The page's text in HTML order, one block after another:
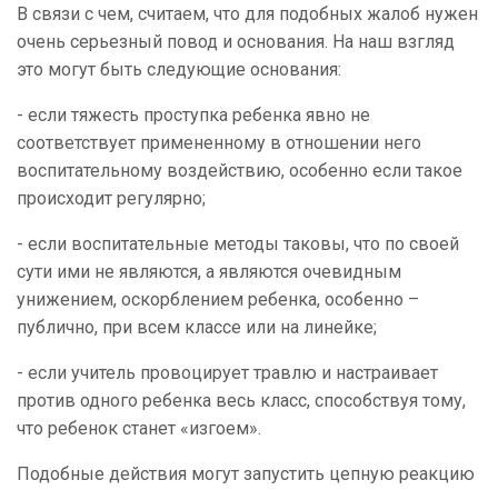
В связи с чем, считаем, что для подобных жалоб нужен
очень серьезный повод и основания. На наш взгляд
это могут быть следующие основания:
- если тяжесть проступка ребенка явно не
соответствует примененному в отношении него
воспитательному воздействию, особенно если такое
происходит регулярно;
- если воспитательные методы таковы, что по своей
сути ими не являются, а являются очевидным
унижением, оскорблением ребенка, особенно –
публично, при всем классе или на линейке;
- если учитель провоцирует травлю и настраивает
против одного ребенка весь класс, способствуя тому,
что ребенок станет «изгоем».
Подобные действия могут запустить цепную реакцию